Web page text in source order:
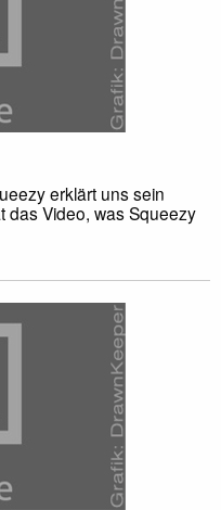
erklärt uns sein
das Video, was Squeezy